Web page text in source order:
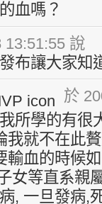
血嗎？
13:51:55 說
布讓大家知
於
所學的有很
我就不在此
輸血的時候
女等直系親
, 一旦發病,